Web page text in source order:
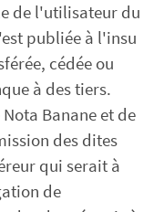
de l'utilisateur du
publiée à l'insu
cédée ou
à des tiers.
Banane et de
des dites
qui serait à
de